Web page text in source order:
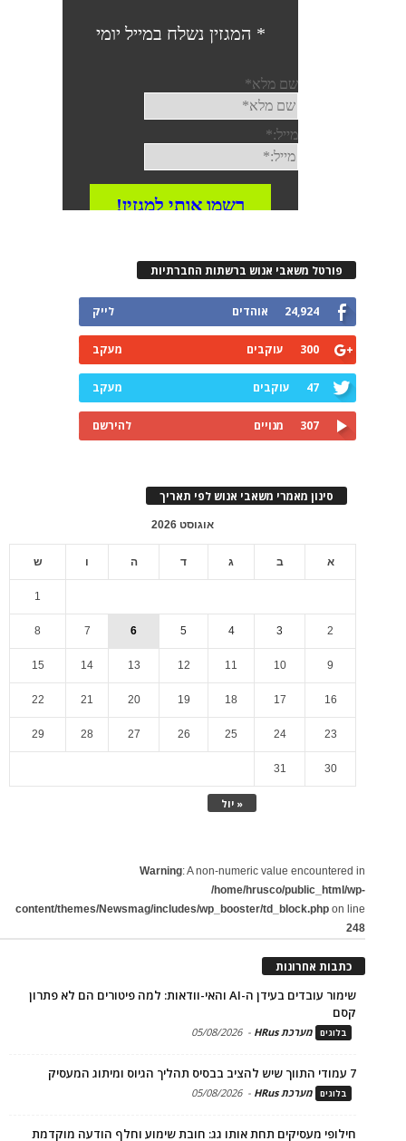
פורטל משאבי אנוש ברשתות החברתיות
24,924 אוהדים לייק
300 עוקבים מעקב
47 עוקבים מעקב
307 מנויים להירשם
סינון מאמרי משאבי אנוש לפי תאריך
אוגוסט 2026
א ב ג ד ה ו ש
« יול
1
2
3
4
5
6
7
8
9
10
11
12
13
14
15
16
17
18
19
20
21
22
23
24
25
26
27
28
29
30
31
Warning: A non-numeric value encountered in
/home/hrusco/public_html/wp-
content/themes/Newsmag/includes/wp_booster/td_block.php on line
248
כתבות אחרונות
שימור עובדים בעידן ה-AI והאי-וודאות: למה פיטורים הם לא פתרון
קסם
בלוגים מערכת HRus -
05/08/2026
7 עמודי התווך שיש להציב בבסיס תהליך הגיוס ומיתוג המעסיק
בלוגים מערכת HRus -
05/08/2026
חילופי מעסיקים תחת אותו גג: חובת שימוע וחלף הודעה מוקדמת